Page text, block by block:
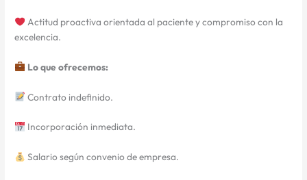
Actitud proactiva orientada al paciente y compromiso con la
excelencia.
Lo que ofrecemos:
Contrato indefinido.
Incorporación inmediata.
Salario según convenio de empresa.